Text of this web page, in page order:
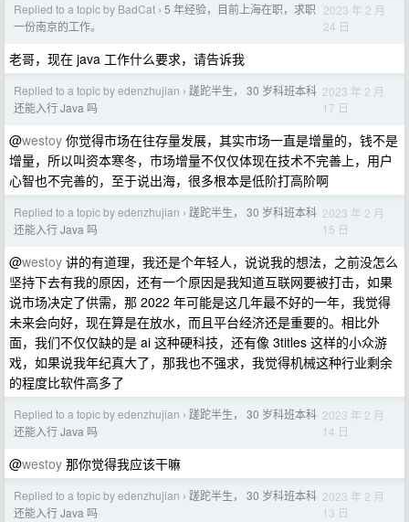
Replied to a topic by BadCat › 5 年经验，目前上海在职，求职
一份南京的工作。
2023 年 2 月
24 日
老哥，现在 java 工作什么要求，请告诉我
Replied to a topic by edenzhujian › 蹉跎半生， 30 岁科班本科
还能入行 Java 吗
2023 年 2 月
17 日
@westoy 你觉得市场在往存量发展，其实市场一直是增量的，钱不是
增量，所以叫资本寒冬，市场增量不仅仅体现在技术不完善上，用户
心智也不完善的，至于说出海，很多根本是低阶打高阶啊
Replied to a topic by edenzhujian › 蹉跎半生， 30 岁科班本科
还能入行 Java 吗
2023 年 2 月
15 日
@westoy 讲的有道理，我还是个年轻人，说说我的想法，之前没怎么
坚持下去有我的原因，还有一个原因是我知道互联网要被打击，如果
说市场决定了供需，那 2022 年可能是这几年最不好的一年，我觉得
未来会向好，现在算是在放水，而且平台经济还是重要的。相比外
面，我们不仅仅缺的是 ai 这种硬科技，还有像 3titles 这样的小众游
戏，如果说我年纪真大了，那我也不强求，我觉得机械这种行业剩余
的程度比软件高多了
Replied to a topic by edenzhujian › 蹉跎半生， 30 岁科班本科
还能入行 Java 吗
2023 年 2 月
14 日
@westoy 那你觉得我应该干嘛
Replied to a topic by edenzhujian › 蹉跎半生， 30 岁科班本科
还能入行 Java 吗
2023 年 2 月
13 日